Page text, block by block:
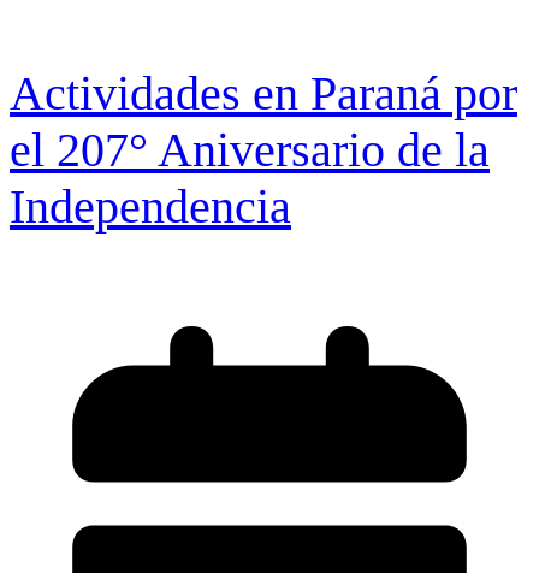
Actividades en Paraná por
el 207° Aniversario de la
Independencia